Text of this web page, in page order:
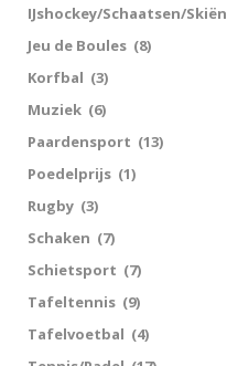
IJshockey/Schaatsen/Skiën
Jeu de Boules (8)
Korfbal (3)
Muziek (6)
Paardensport (13)
Poedelprijs (1)
Rugby (3)
Schaken (7)
Schietsport (7)
Tafeltennis (9)
Tafelvoetbal (4)